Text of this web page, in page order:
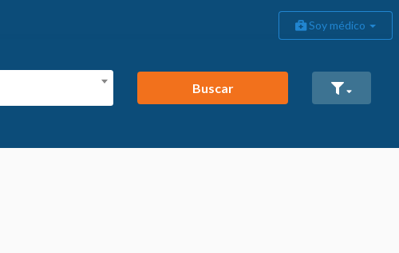
Soy médico
Buscar